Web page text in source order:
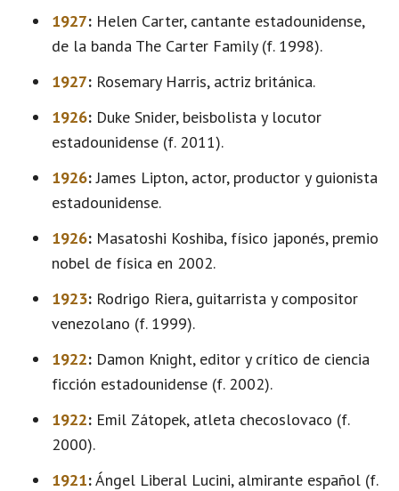
1927: Helen Carter, cantante estadounidense,
de la banda The Carter Family (f. 1998).
1927: Rosemary Harris, actriz británica.
1926: Duke Snider, beisbolista y locutor
estadounidense (f. 2011).
1926:James Lipton, actor, productor y guionista
estadounidense.
1926: Masatoshi Koshiba, físico japonés, premio
nobel de física en 2002.
1923: Rodrigo Riera, guitarrista y compositor
venezolano (f. 1999).
1922: Damon Knight, editor y crítico de ciencia
ficción estadounidense (f. 2002).
1922: Emil Zátopek, atleta checoslovaco (f.
2000).
1921:Ángel Liberal Lucini, almirante español (f.